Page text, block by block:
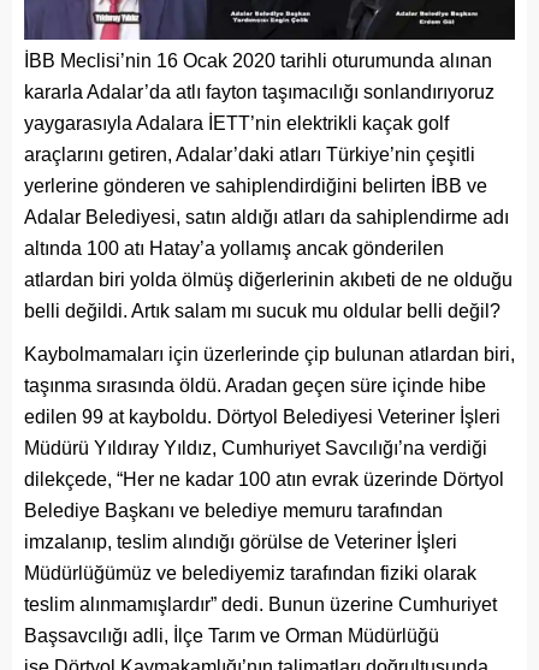
İBB Meclisi’nin 16 Ocak 2020 tarihli oturumunda alınan
kararla Adalar’da atlı fayton taşımacılığı sonlandırıyoruz
yaygarasıyla Adalara İETT’nin elektrikli kaçak golf
araçlarını getiren, Adalar’daki atları Türkiye’nin çeşitli
yerlerine gönderen ve sahiplendirdiğini belirten İBB ve
Adalar Belediyesi, satın aldığı atları da sahiplendirme adı
altında 100 atı Hatay’a yollamış ancak gönderilen
atlardan biri yolda ölmüş diğerlerinin akıbeti de ne olduğu
belli değildi. Artık salam mı sucuk mu oldular belli değil?
Kaybolmamaları için üzerlerinde çip bulunan atlardan biri,
taşınma sırasında öldü. Aradan geçen süre içinde hibe
edilen 99 at kayboldu. Dörtyol Belediyesi Veteriner İşleri
Müdürü Yıldıray Yıldız, Cumhuriyet Savcılığı’na verdiği
dilekçede, “Her ne kadar 100 atın evrak üzerinde Dörtyol
Belediye Başkanı ve belediye memuru tarafından
imzalanıp, teslim alındığı görülse de Veteriner İşleri
Müdürlüğümüz ve belediyemiz tarafından fiziki olarak
teslim alınmamışlardır” dedi. Bunun üzerine Cumhuriyet
Başsavcılığı adli, İlçe Tarım ve Orman Müdürlüğü